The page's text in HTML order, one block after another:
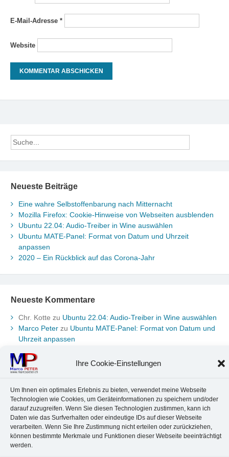
Ihre Cookie-Einstellungen
Um Ihnen ein optimales Erlebnis zu bieten, verwendet meine Webseite
Technologien wie Cookies, um Geräteinformationen zu speichern und/oder
darauf zuzugreifen. Wenn Sie diesen Technologien zustimmen, kann ich
Daten wie das Surfverhalten oder eindeutige IDs auf dieser Webseite
verarbeiten. Wenn Sie Ihre Zustimmung nicht erteilen oder zurückziehen,
können bestimmte Merkmale und Funktionen dieser Webseite beeinträchtigt
werden.
E-Mail-Adresse *
Website
Neueste Beiträge
Eine wahre Selbstoffenbarung nach Mitternacht
Mozilla Firefox: Cookie-Hinweise von Webseiten ausblenden
Ubuntu 22.04: Audio-Treiber in Wine auswählen
Ubuntu MATE-Panel: Format von Datum und Uhrzeit
anpassen
2020 – Ein Rückblick auf das Corona-Jahr
Neueste Kommentare
Chr. Kotte zu Ubuntu 22.04: Audio-Treiber in Wine auswählen
Marco Peter zu Ubuntu MATE-Panel: Format von Datum und
Uhrzeit anpassen
Uhrzeit anpassen
Brummel Herbolzheim
Marco PeterzuVereinfachte Installation von Brother-Geräten
unter Linux
Kontakt